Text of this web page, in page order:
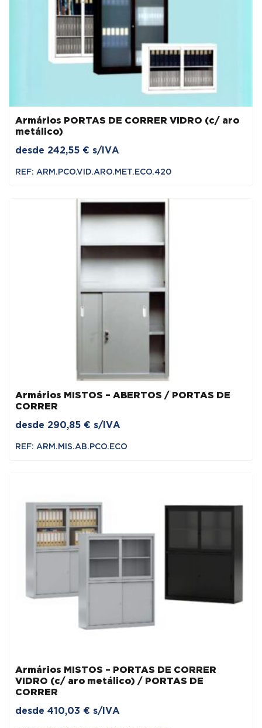
Armários PORTAS DE CORRER VIDRO (c/ aro
metálico)
desde 242,55 € s/IVA
REF: ARM.PCO.VID.ARO.MET.ECO.420
Armários MISTOS – ABERTOS / PORTAS DE
CORRER
desde 290,85 € s/IVA
REF: ARM.MIS.AB.PCO.ECO
Armários MISTOS – PORTAS DE CORRER
VIDRO (c/ aro metálico) / PORTAS DE
CORRER
desde 410,03 € s/IVA